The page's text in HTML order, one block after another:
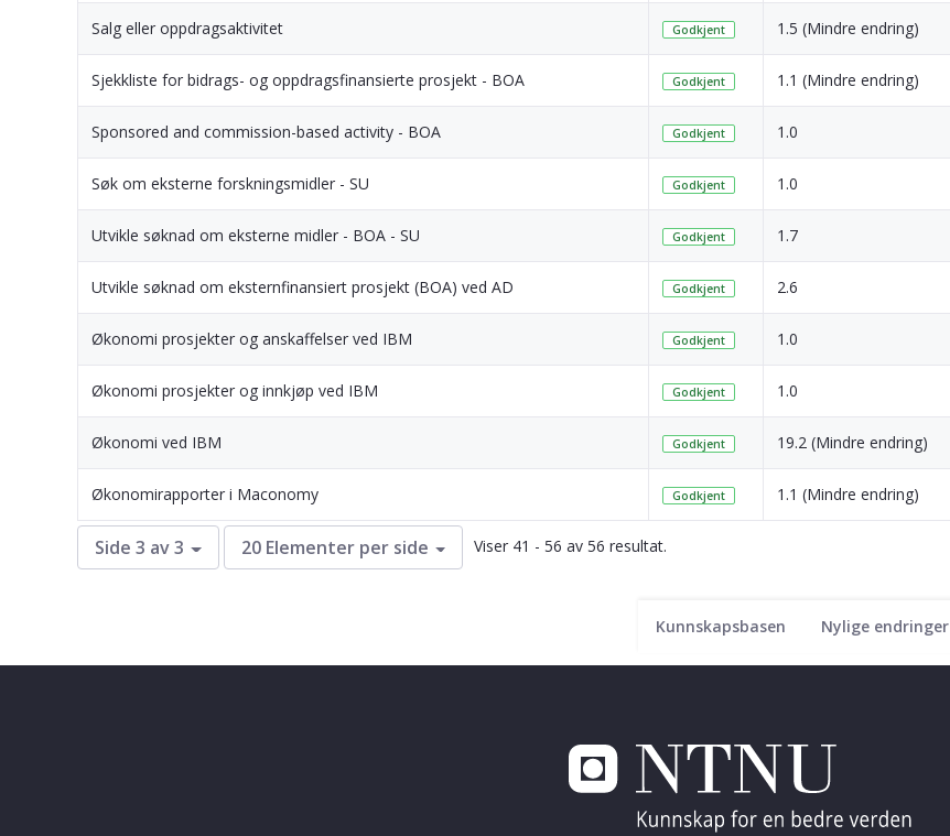
Kunnskapsbasen Nylige endringer
Salg eller oppdragsaktivitet Godkjent 1.5 (Mindre endring)
Sjekkliste for bidrags- og oppdragsfinansierte prosjekt - BOA Godkjent 1.1 (Mindre endring)
Sponsored and commission-based activity - BOA Godkjent 1.0
Søk om eksterne forskningsmidler - SU Godkjent 1.0
Utvikle søknad om eksterne midler - BOA - SU Godkjent 1.7
Utvikle søknad om eksternfinansiert prosjekt (BOA) ved AD Godkjent 2.6
Økonomi prosjekter og anskaffelser ved IBM Godkjent 1.0
Økonomi prosjekter og innkjøp ved IBM Godkjent 1.0
Økonomi ved IBM Godkjent 19.2 (Mindre endring)
Økonomirapporter i Maconomy Godkjent 1.1 (Mindre endring)
Side 3 av 3 20 Elementer per side Viser 41 - 56 av 56 resultat.